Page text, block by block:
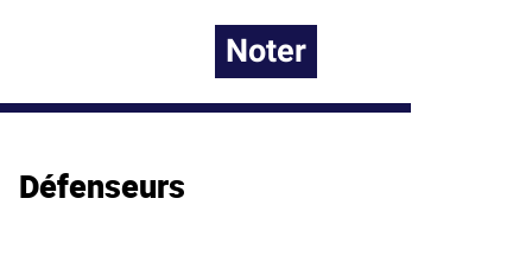
Noter
Défenseurs